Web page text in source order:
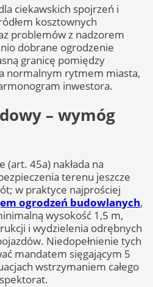
ciekawskich spojrzeń i
kosztownych
problemów z nadzorem
dobrane ogrodzenie
granicę pomiędzy
normalnym rytmem miasta,
inwestora.
– wymóg
(art. 45a) nakłada na
terenu jeszcze
w praktyce najprościej
ogrodzeń budowlanych,
wysokość 1,5 m,
i wydzielenia odrębnych
Niedopełnienie tych
mandatem sięgającym 5
wstrzymaniem całego